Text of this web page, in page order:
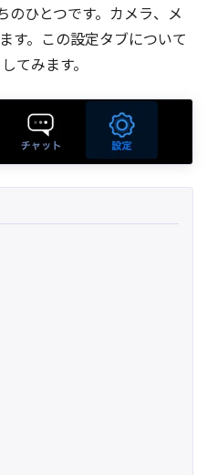
のひとつです。カメラ、メ
す。この設定タブについて
てみます。